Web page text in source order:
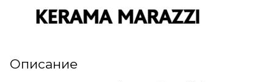
Описание